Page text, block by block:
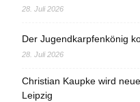
28. Juli 2026
Der Jugendkarpfenkönig
28. Juli 2026
Christian Kaupke wird
Leipzig